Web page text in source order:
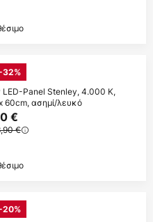
32%
LED-Panel Stenley, 4.000 K,
60cm, ασημί/λευκό
€
€
20%